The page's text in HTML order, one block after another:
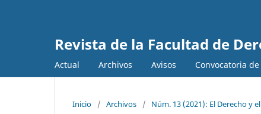
Revista de la Facultad de
Actual Archivos Avisos Convocatoria
Inicio / Archivos / Núm. 13 (2021): El Derecho y